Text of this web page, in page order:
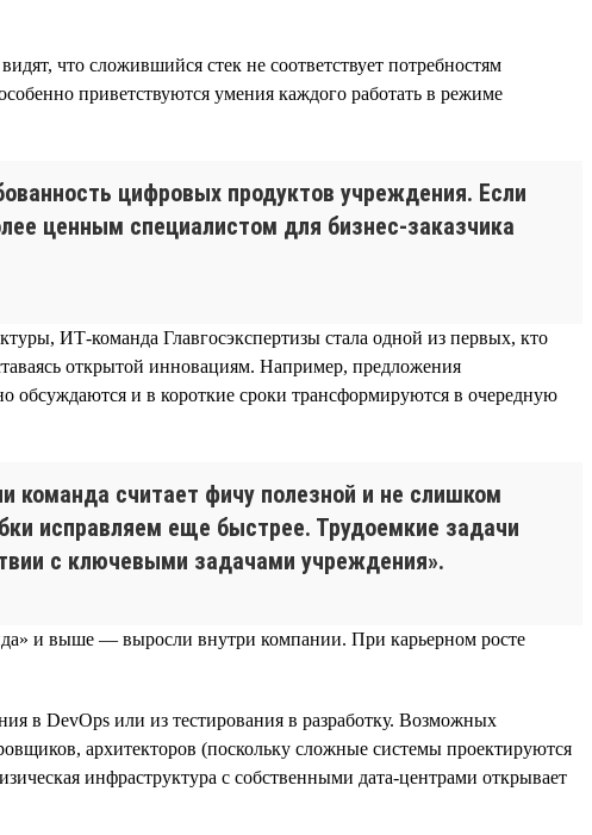
что сложившийся стек не соответствует потребностям
приветствуются умения каждого работать в режиме
цифровых продуктов учреждения. Если
ценным специалистом для бизнес-заказчика
ИТ-команда Главгосэкспертизы стала одной из первых, кто
открытой инновациям. Например, предложения
и в короткие сроки трансформируются в очередную
считает фичу полезной и не слишком
исправляем еще быстрее. Трудоемкие задачи
с ключевыми задачами учреждения».
и выше — выросли внутри компании. При карьерном росте
в DevOps или из тестирования в разработку. Возможных
архитекторов (поскольку сложные системы проектируются
инфраструктура с собственными дата-центрами открывает